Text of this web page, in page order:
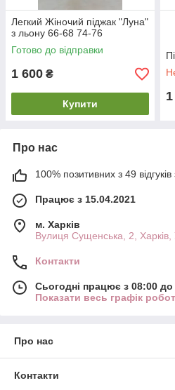
Легкий Жіночий піджак "Луна"
з льону 66-68 74-76
Готово до відправки
1 600 ₴
Купити
Про нас
100% позитивних з 49 відгуків
Працює з 15.04.2021
м. Харків
Вулиця Сущенська, 2, Харків,
Контакти
Сьогодні працює з 08:00 до
Показати весь графік
Про нас
Контакти